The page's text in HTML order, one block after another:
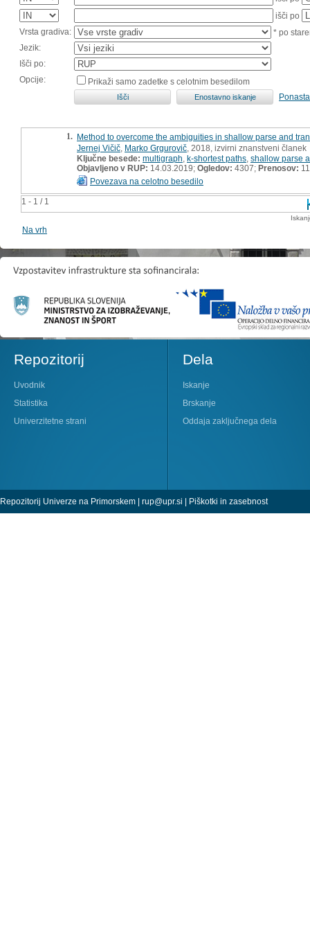
išči po
Vrsta gradiva:
* po
Jezik:
Išči po:
Opcije:
Prikaži samo zadetke s celotnim besedilom
1 - 1 / 1
1. Method to overcome the ambiguities in shallow parse and
Jernej Vičič Marko Grgurovič , 2018, izvirni znanstveni članek
Ključne besede: multigraph k-shortest paths shallow parse
Objavljeno v RUP: 14.03.2019; Ogledov: 4307; Prenosov:
Povezava na celotno besedilo
Na vrh
Repozitorij
Uvodnik
Statistika
Univerzitetne strani
Dela
Iskanje
Brskanje
Oddaja zaključnega dela
Repozitorij Univerze na Primorskem | rup@upr.si | Piškotki in zasebnost